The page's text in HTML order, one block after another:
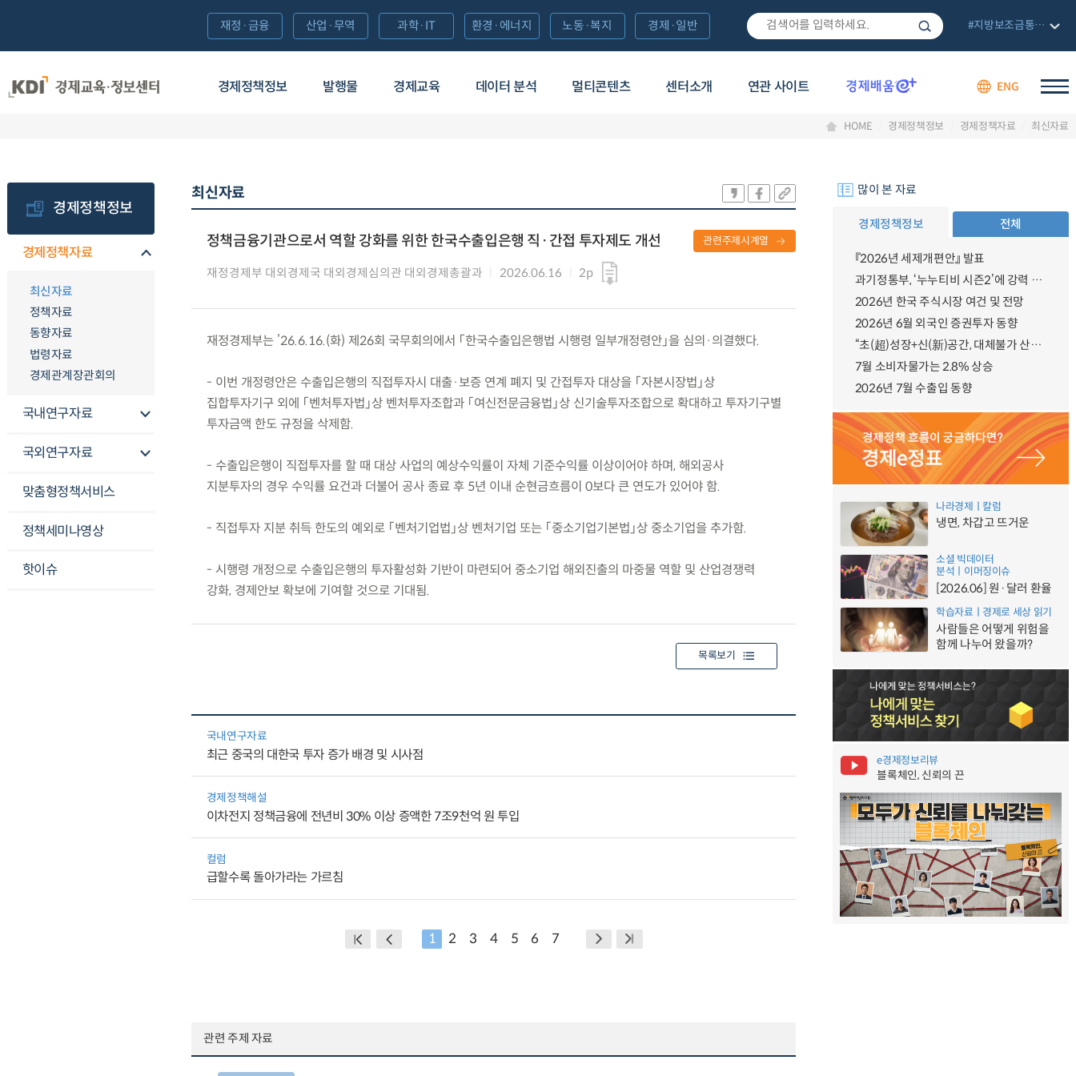
경제정책정보 발행물 경제교육 데이터 분석 멀티콘텐츠 센터소개 연관 사이트 ENG
재정·금융 산업·무역 과학·IT 환경·에너지 노동·복지 경제·일반 #지방보조금통합관리망
HOME 경제정책정보 경제정책자료 최신자료
경제정책정보
경제정책자료
최신자료
정책자료
동향자료
법령자료
경제관계장관회의
국내연구자료
국외연구자료
맞춤형정책서비스
정책세미나영상
핫이슈
최신자료
정책금융기관으로서 역할 강화를 위한 한국수출입은행 직·간접 투자제도 개선
재정경제부 대외경제국 대외경제심의관 대외경제총괄과 2026.06.16 2p
관련주제시계열
재정경제부는 ’26.6.16.(화) 제26회 국무회의에서 「한국수출입은행법 시행령 일부개정령안」을 심의·의결했다.
- 이번 개정령안은 수출입은행의 직접투자시 대출·보증 연계 폐지 및 간접투자 대상을 「자본시장법」상
집합투자기구 외에 「벤처투자법」상 벤처투자조합과 「여신전문금융법」상 신기술투자조합으로 확대하고 투자기구별
투자금액 한도 규정을 삭제함.
- 수출입은행이 직접투자를 할 때 대상 사업의 예상수익률이 자체 기준수익률 이상이어야 하며, 해외공사
지분투자의 경우 수익률 요건과 더불어 공사 종료 후 5년 이내 순현금흐름이 0보다 큰 연도가 있어야 함.
- 직접투자 지분 취득 한도의 예외로 「벤처기업법」상 벤처기업 또는 「중소기업기본법」상 중소기업을 추가함.
- 시행령 개정으로 수출입은행의 투자활성화 기반이 마련되어 중소기업 해외진출의 마중물 역할 및 산업경쟁력
강화, 경제안보 확보에 기여할 것으로 기대됨.
목록보기
국내연구자료
최근 중국의 대한국 투자 증가 배경 및 시사점
경제정책해설
이차전지 정책금융에 전년비 30% 이상 증액한 7조9천억 원 투입
컬럼
급할수록 돌아가라는 가르침
1 2 3 4 5 6 7
관련 주제 자료
많이 본 자료
경제정책정보 전체
『2026년 세제개편안』 발표
과기정통부, ‘누누티비 시즌2’에 강력 대응 의지 밝혀
2026년 한국 주식시장 여건 및 전망
2026년 6월 외국인 증권투자 동향
“초(超)성장+신(新)공간, 대체불가 산업강국”
7월 소비자물가는 2.8% 상승
2026년 7월 수출입 동향
나라경제ㅣ칼럼
냉면, 차갑고 뜨거운
소셜 빅데이터
분석ㅣ이머징이슈
[2026.06] 원·달러 환율
학습자료ㅣ경제로 세상 읽기
사람들은 어떻게 위험을
함께 나누어 왔을까?
e경제정보리뷰
블록체인, 신뢰의 끈